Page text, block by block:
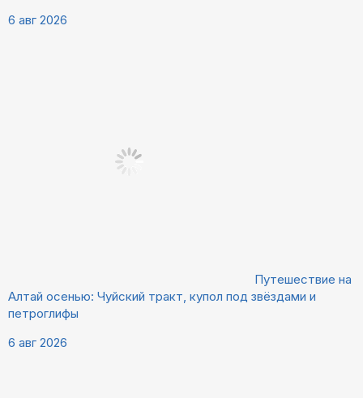
6 авг 2026
Путешествие на
Алтай осенью: Чуйский тракт, купол под звёздами и
петроглифы
6 авг 2026